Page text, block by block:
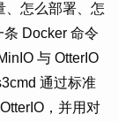
、怎么部署、怎
Docker 命令
与 OtterIO
通过标准
，并用对